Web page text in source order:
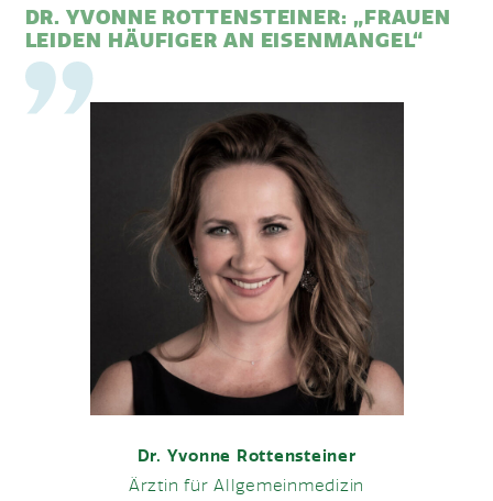
DR. YVONNE ROTTENSTEINER: „FRAUEN
LEIDEN HÄUFIGER AN EISENMANGEL“
Dr. Yvonne Rottensteiner
Ärztin für Allgemeinmedizin